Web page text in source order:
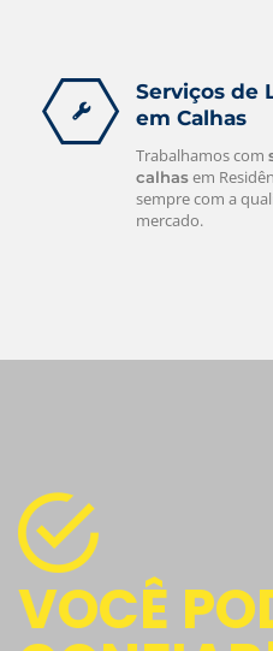
Serviços de
em Calhas
Trabalhamos com
calhasem
sempre com a
mercado.
VOCÊ